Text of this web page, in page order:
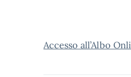
Accesso all’Albo